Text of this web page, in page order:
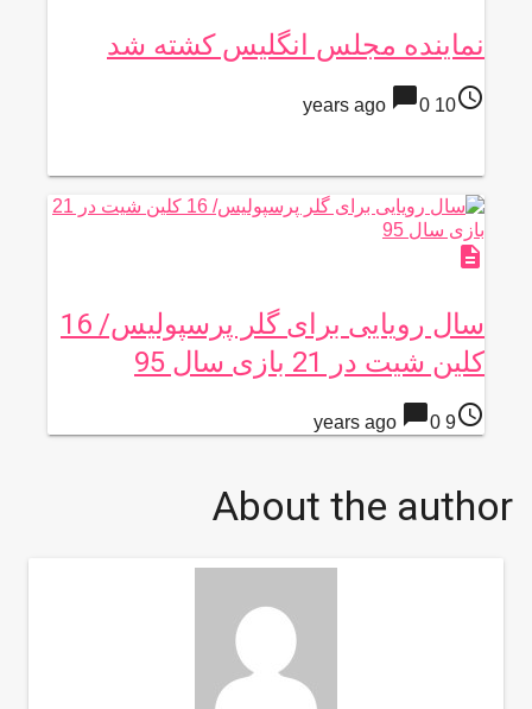
نماینده مجلس انگلیس کشته شد
access_time
10 years ago
chat_bubble0
description
سال رویایی برای گلر پرسپولیس/ 16
کلین شیت در 21 بازی سال 95
access_time
9 years ago
chat_bubble0
About the author